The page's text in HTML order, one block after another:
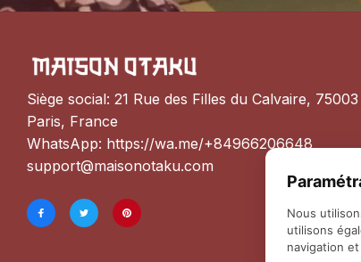
Siège social: 21 Rue des Filles du Calvaire, 75003
Paris, France
WhatsApp: https://wa.me/+84966206648
support@maisonotaku.com
Nous
utilisons
navigation